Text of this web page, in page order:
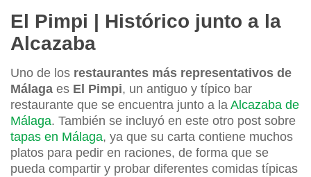
El Pimpi | Histórico junto a la
Alcazaba
Uno de los restaurantes más representativos de
Málaga es El Pimpi, un antiguo y típico bar
restaurante que se encuentra junto a la Alcazaba de
Málaga. También se incluyó en este otro post sobre
tapas en Málaga, ya que su carta contiene muchos
platos para pedir en raciones, de forma que se
pueda compartir y probar diferentes comidas típicas